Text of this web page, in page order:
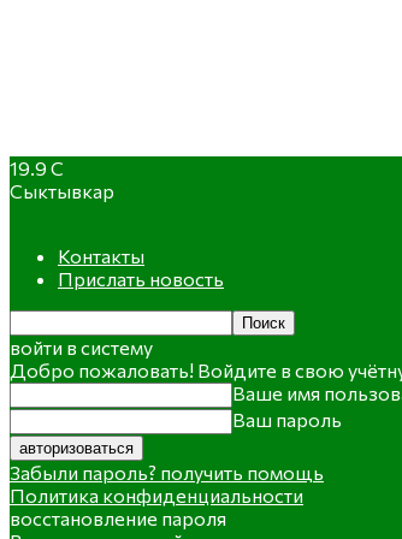
19.9 C
Сыктывкар
Контакты
Прислать новость
войти в систему
Добро пожаловать! Войдите в свою
Ваше имя
Ваш пароль
Забыли пароль? получить помощь
Политика конфиденциальности
восстановление пароля